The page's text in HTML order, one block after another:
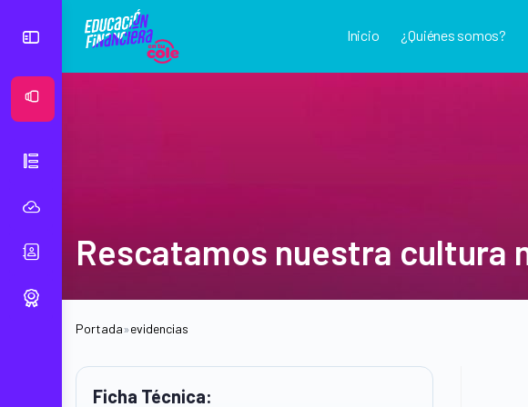
Inicio ¿Quiénes somos?
Rescatamos nuestra cultura
Portada»evidencias
Ficha Técnica: